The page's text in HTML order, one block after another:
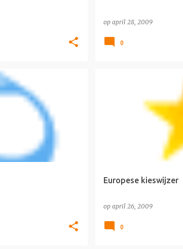
op april 28, 2009
0
Europese kieswijzer
op april 26, 2009
0